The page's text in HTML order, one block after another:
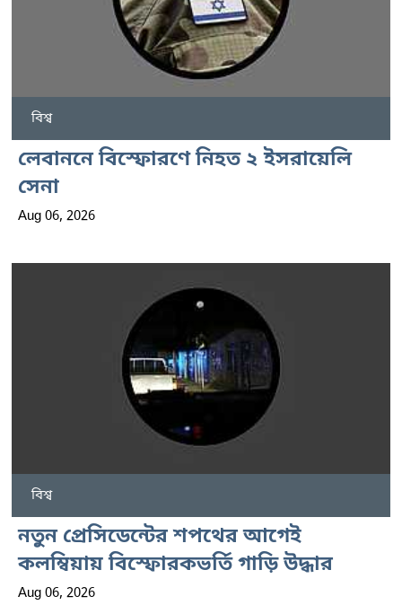
বিশ্ব
লেবাননে বিস্ফোরণে নিহত ২ ইসরায়েলি
সেনা
Aug 06, 2026
বিশ্ব
নতুন প্রেসিডেন্টের শপথের আগেই
কলম্বিয়ায় বিস্ফোরকভর্তি গাড়ি উদ্ধার
Aug 06, 2026